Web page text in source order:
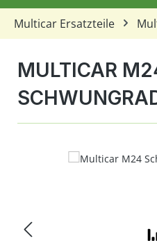
Multicar Ersatzteile
MULTICAR
Bildergalerie überspringen